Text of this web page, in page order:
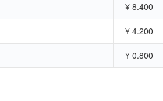
¥ 8.400
¥ 4.200
¥ 0.800